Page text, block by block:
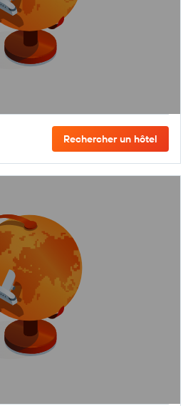
Rechercher un hôtel